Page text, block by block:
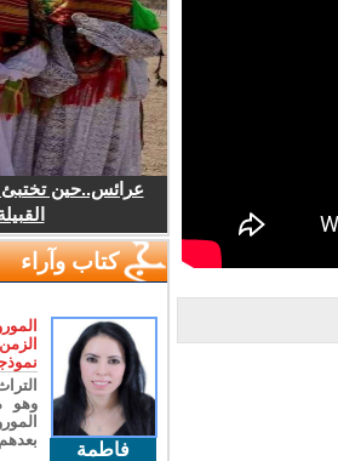
عرائس..حين تختبئ
كتاب وآراء
فاطمة
وهو